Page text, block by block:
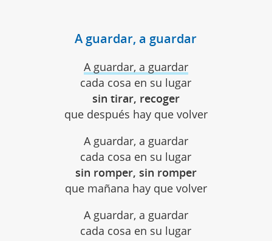
A guardar, a guardar
A guardar, a guardar
cada cosa en su lugar
sin tirar, recoger
que después hay que volver
A guardar, a guardar
cada cosa en su lugar
sin romper, sin romper
que mañana hay que volver
A guardar, a guardar
cada cosa en su lugar